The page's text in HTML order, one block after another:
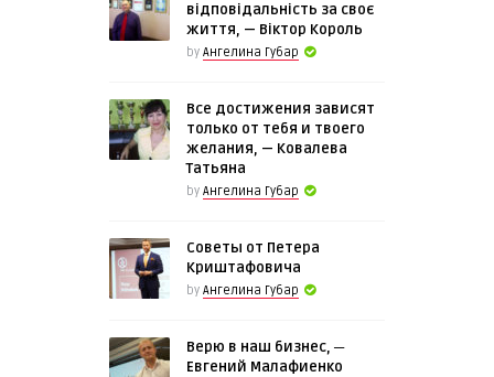
відповідальність за своє
життя, — Віктор Король
by Ангелина Губар
Все достижения зависят
только от тебя и твоего
желания, — Ковалева
Татьяна
by Ангелина Губар
Советы от Петера
Криштафовича
by Ангелина Губар
Верю в наш бизнес, ─
Евгений Малафиенко